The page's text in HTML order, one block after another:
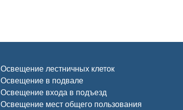
Освещение лестничных клеток
Освещение в подвале
Освещение входа в подъезд
Освещение мест общего пользования